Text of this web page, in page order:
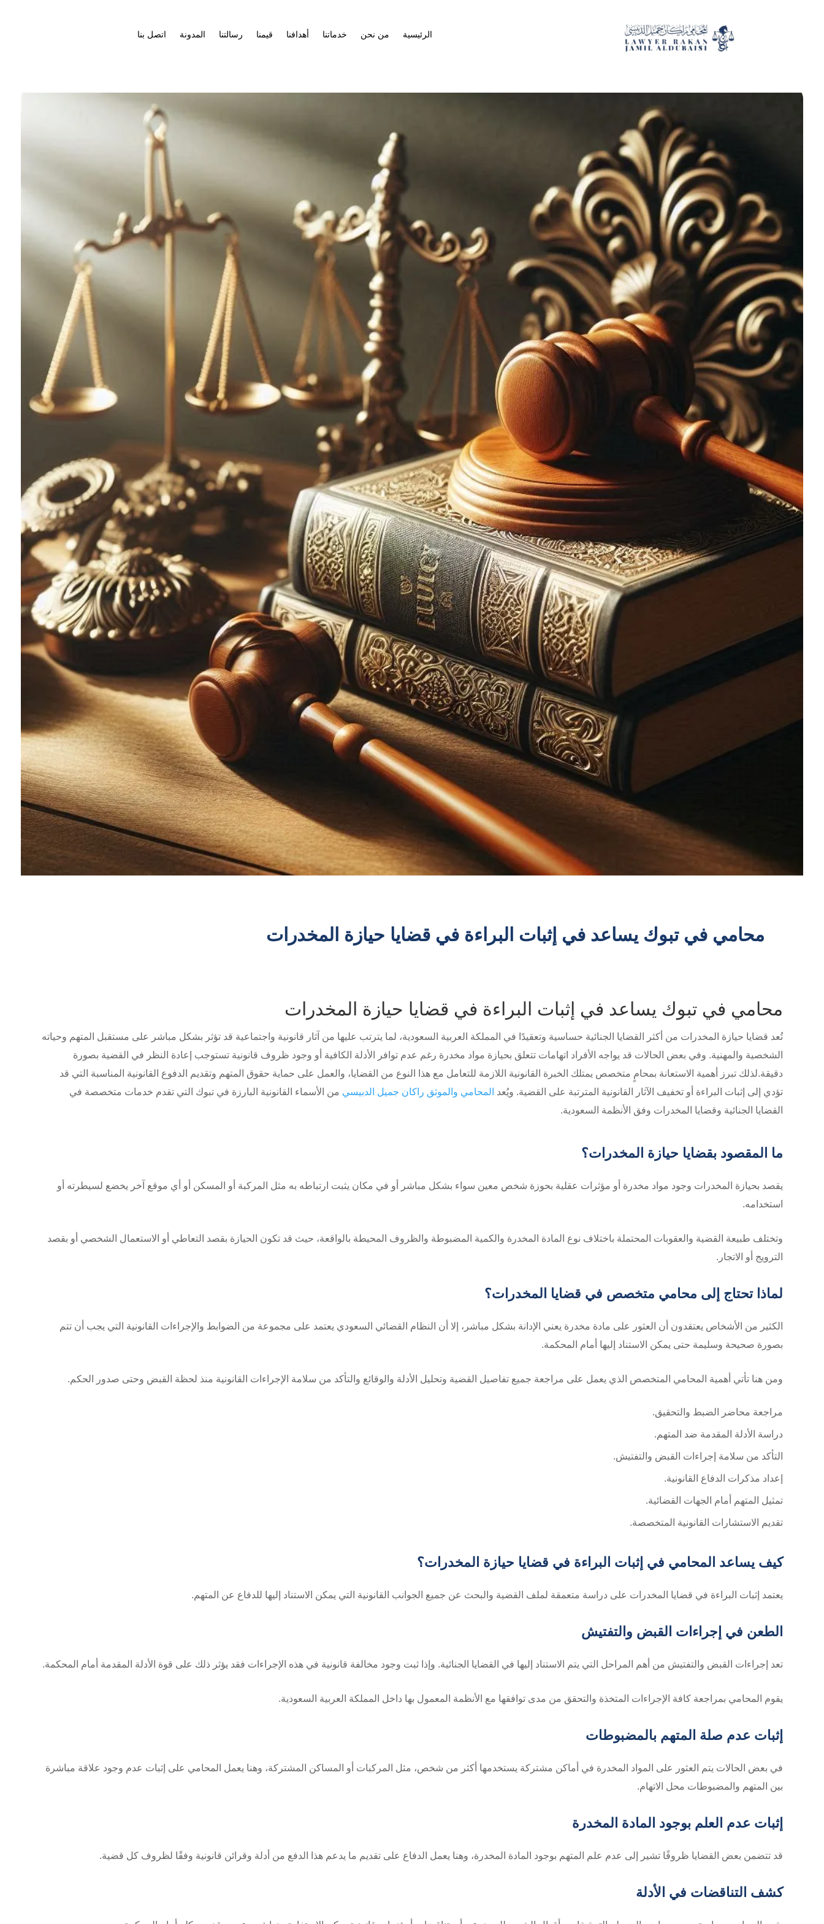
الرئيسية من نحن خدماتنا أهدافنا قيمنا رسالتنا المدونة اتصل بنا
محامي في تبوك يساعد في إثبات البراءة في قضايا حيازة المخدرات
محامي في تبوك يساعد في إثبات البراءة في قضايا حيازة المخدرات
تُعد قضايا حيازة المخدرات من أكثر القضايا الجنائية حساسية وتعقيدًا في المملكة العربية السعودية، لما يترتب عليها من آثار قانونية واجتماعية قد تؤثر بشكل مباشر على مستقبل المتهم وحياته
الشخصية والمهنية. وفي بعض الحالات قد يواجه الأفراد اتهامات تتعلق بحيازة مواد مخدرة رغم عدم توافر الأدلة الكافية أو وجود ظروف قانونية تستوجب إعادة النظر في القضية بصورة
دقيقة.لذلك تبرز أهمية الاستعانة بمحامٍ متخصص يمتلك الخبرة القانونية اللازمة للتعامل مع هذا النوع من القضايا، والعمل على حماية حقوق المتهم وتقديم الدفوع القانونية المناسبة التي قد
تؤدي إلى إثبات البراءة أو تخفيف الآثار القانونية المترتبة على القضية. ويُعد المحامي والموثق راكان جميل الدبيسي من الأسماء القانونية البارزة في تبوك التي تقدم خدمات متخصصة في
القضايا الجنائية وقضايا المخدرات وفق الأنظمة السعودية.
ما المقصود بقضايا حيازة المخدرات؟
يقصد بحيازة المخدرات وجود مواد مخدرة أو مؤثرات عقلية بحوزة شخص معين سواء بشكل مباشر أو في مكان يثبت ارتباطه به مثل المركبة أو المسكن أو أي موقع آخر يخضع لسيطرته أو
استخدامه.
وتختلف طبيعة القضية والعقوبات المحتملة باختلاف نوع المادة المخدرة والكمية المضبوطة والظروف المحيطة بالواقعة، حيث قد تكون الحيازة بقصد التعاطي أو الاستعمال الشخصي أو بقصد
الترويج أو الاتجار.
لماذا تحتاج إلى محامي متخصص في قضايا المخدرات؟
الكثير من الأشخاص يعتقدون أن العثور على مادة مخدرة يعني الإدانة بشكل مباشر، إلا أن النظام القضائي السعودي يعتمد على مجموعة من الضوابط والإجراءات القانونية التي يجب أن تتم
بصورة صحيحة وسليمة حتى يمكن الاستناد إليها أمام المحكمة.
ومن هنا تأتي أهمية المحامي المتخصص الذي يعمل على مراجعة جميع تفاصيل القضية وتحليل الأدلة والوقائع والتأكد من سلامة الإجراءات القانونية منذ لحظة القبض وحتى صدور الحكم.
مراجعة محاضر الضبط والتحقيق.
دراسة الأدلة المقدمة ضد المتهم.
التأكد من سلامة إجراءات القبض والتفتيش.
إعداد مذكرات الدفاع القانونية.
تمثيل المتهم أمام الجهات القضائية.
تقديم الاستشارات القانونية المتخصصة.
كيف يساعد المحامي في إثبات البراءة في قضايا حيازة المخدرات؟
يعتمد إثبات البراءة في قضايا المخدرات على دراسة متعمقة لملف القضية والبحث عن جميع الجوانب القانونية التي يمكن الاستناد إليها للدفاع عن المتهم.
الطعن في إجراءات القبض والتفتيش
تعد إجراءات القبض والتفتيش من أهم المراحل التي يتم الاستناد إليها في القضايا الجنائية. وإذا ثبت وجود مخالفة قانونية في هذه الإجراءات فقد يؤثر ذلك على قوة الأدلة المقدمة أمام المحكمة.
يقوم المحامي بمراجعة كافة الإجراءات المتخذة والتحقق من مدى توافقها مع الأنظمة المعمول بها داخل المملكة العربية السعودية.
إثبات عدم صلة المتهم بالمضبوطات
في بعض الحالات يتم العثور على المواد المخدرة في أماكن مشتركة يستخدمها أكثر من شخص، مثل المركبات أو المساكن المشتركة، وهنا يعمل المحامي على إثبات عدم وجود علاقة مباشرة
بين المتهم والمضبوطات محل الاتهام.
إثبات عدم العلم بوجود المادة المخدرة
قد تتضمن بعض القضايا ظروفًا تشير إلى عدم علم المتهم بوجود المادة المخدرة، وهنا يعمل الدفاع على تقديم ما يدعم هذا الدفع من أدلة وقرائن قانونية وفقًا لظروف كل قضية.
كشف التناقضات في الأدلة